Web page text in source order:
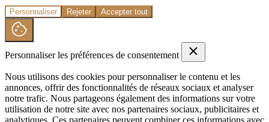
Personnaliser Rejeter Accepter tout
Personnaliser les préférences de consentement
Nous utilisons des cookies pour personnaliser le contenu et les
annonces, offrir des fonctionnalités de réseaux sociaux et analyser
notre trafic. Nous partageons également des informations sur votre
utilisation de notre site avec nos partenaires sociaux, publicitaires et
analytiques. Ces partenaires peuvent combiner ces informations avec